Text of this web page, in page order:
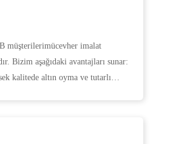
müşterilerimücevher imalat
Bizim aşağıdaki avantajları sunar:
kalitede altın oyma ve tutarlı